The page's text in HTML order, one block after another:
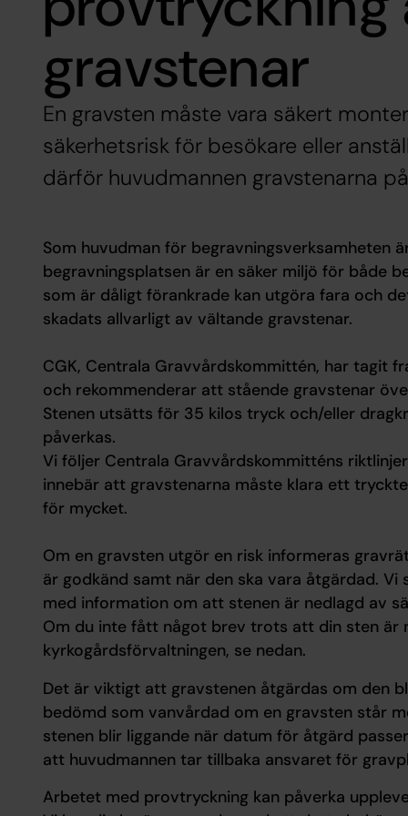
gravstenar
En gravsten måste vara säkert
säkerhetsrisk för besökare eller
därför huvudmannen gravstenarna
Som huvudman för begravningsverksamheten
begravningsplatsen är en säker miljö för både
som är dåligt förankrade kan utgöra fara och
skadats allvarligt av vältande gravstenar.
CGK, Centrala Gravvårdskommittén, har tagit
och rekommenderar att stående gravstenar
Stenen utsätts för 35 kilos tryck och/eller
påverkas.
Vi följer Centrala Gravvårdskommitténs
innebär att gravstenarna måste klara ett
för mycket.
Om en gravsten utgör en risk informeras
är godkänd samt när den ska vara åtgärdad.
med information om att stenen är nedlagd av
Om du inte fått något brev trots att din sten är
kyrkogårdsförvaltningen, se nedan.
Det är viktigt att gravstenen åtgärdas om den
bedömd som vanvårdad om en gravsten står
stenen blir liggande när datum för åtgärd
att huvudmannen tar tillbaka ansvaret för
Arbetet med provtryckning kan påverka